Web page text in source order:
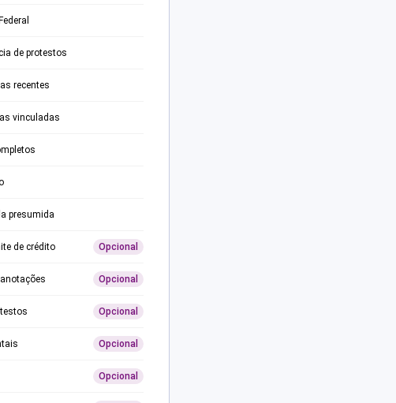
de protestos
recentes
vinculadas
presumida
de crédito Opcional
Opcional
Opcional
Opcional
Opcional